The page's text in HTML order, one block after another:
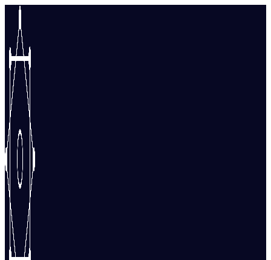
Перейти
содержимому